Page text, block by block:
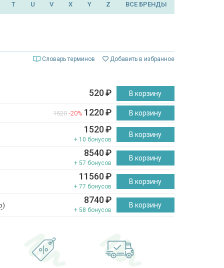
T U V X Y Z ВСЕ БРЕНДЫ
Словарь терминов Добавить в избранное
520₽ В корзину
1520 -20% 1220₽ В корзину
1520₽
+ 10 бонусов
В корзину
8540₽
+ 57 бонусов
В корзину
11560₽
+ 77 бонусов
В корзину
) 8740₽
+ 58 бонусов
В корзину